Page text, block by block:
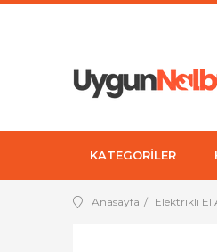
KATEGORİLER
Anasayfa Elektrikli El